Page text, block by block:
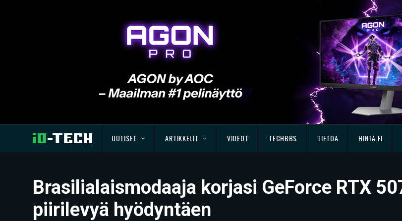
UUTISET ARTIKKELIT VIDEOT TECHBBS TIETOA HINTA.FI
Brasilialaismodaaja korjasi GeForce RTX
piirilevyä hyödyntäen